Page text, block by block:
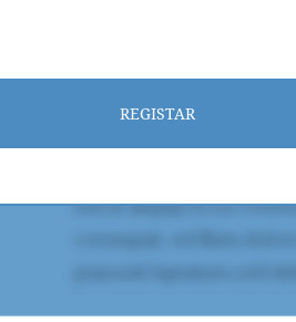
REGISTAR